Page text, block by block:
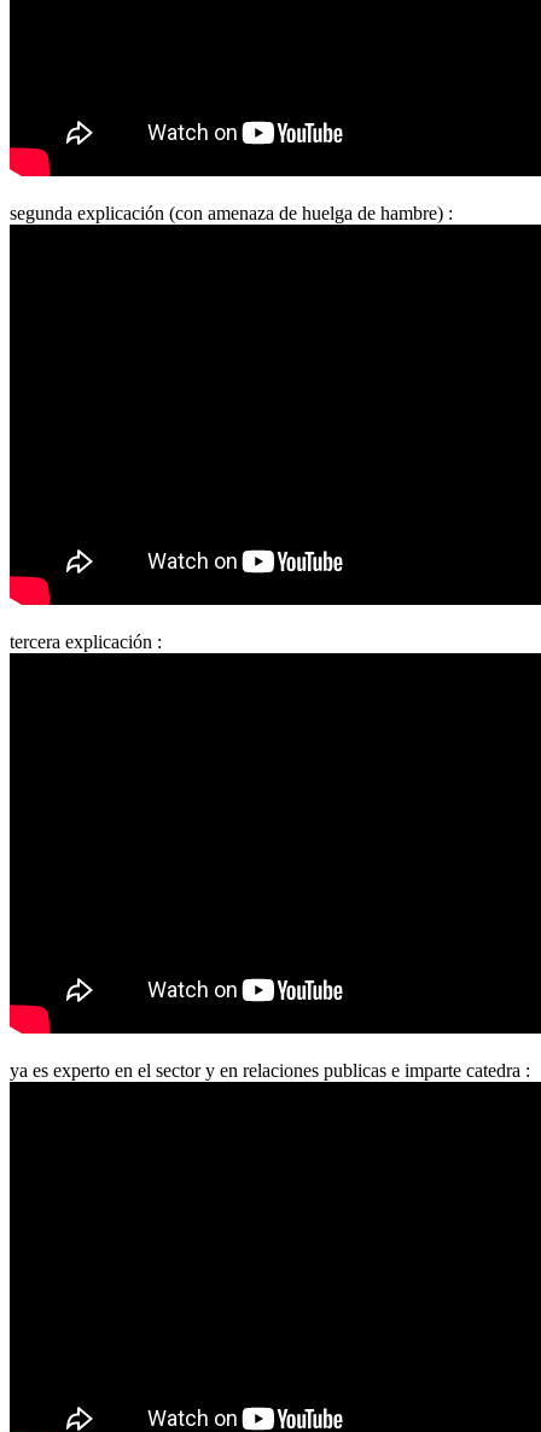
segunda explicación (con amenaza de huelga de hambre) :
tercera explicación :
ya es experto en el sector y en relaciones publicas e imparte catedra :